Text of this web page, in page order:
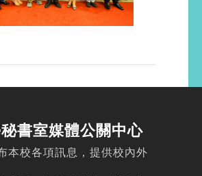
書室媒體公關中心
本校各項訊息，提供校內外